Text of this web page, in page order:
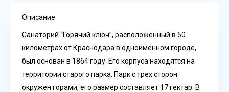
Описание
Санаторий “Горячий ключ”, расположенный в 50
километрах от Краснодара в одноименном городе,
был основан в 1864 году. Его корпуса находятся на
территории старого парка. Парк с трех сторон
окружен горами, его размер составляет 17 гектар. В